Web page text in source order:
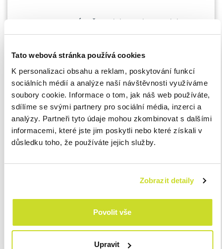
Tato webová stránka používá cookies
K personalizaci obsahu a reklam, poskytování funkcí
sociálních médií a analýze naší návštěvnosti využíváme
soubory cookie. Informace o tom, jak náš web používáte,
sdílíme se svými partnery pro sociální média, inzerci a
analýzy. Partneři tyto údaje mohou zkombinovat s dalšími
informacemi, které jste jim poskytli nebo které získali v
důsledku toho, že používáte jejich služby.
Zobrazit detaily
Povolit vše
Upravit
25. 11. ENERGETICKÁ DAŇ:
Podání daňového přiznání a
splatnost daně z plynu, pevných paliv a elektřiny za říjen 2024
25. 11. SPOTŘEBNÍ DAŇ Z LIHU:
lihu za září 2024
25. 11. SPOTŘEBNÍ DAŇ:
Daňové přiznání k uplatnění nároku
na vrácení spotřební daně například z topných olejů a
ostatních (technických) benzínů za říjen 2024
spotřební dani za říjen 2024
Daňový kalendář ke stažení v PDFzde.